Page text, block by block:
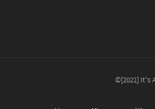
©[2021] It's